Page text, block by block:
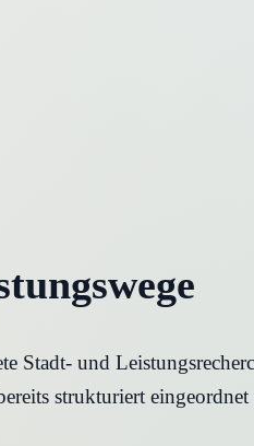
Stadt- und
strukturiert eingeordnet